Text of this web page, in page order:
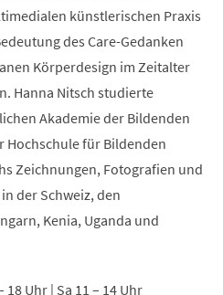
künstlerischen Praxis
des Care-Gedanken
Körperdesign im Zeitalter
Hanna Nitsch studierte
Akademie der Bildenden
Hochschule für Bildenden
Zeichnungen, Fotografien und
der Schweiz, den
Kenia, Uganda und
18 Uhr | Sa 11 – 14 Uhr